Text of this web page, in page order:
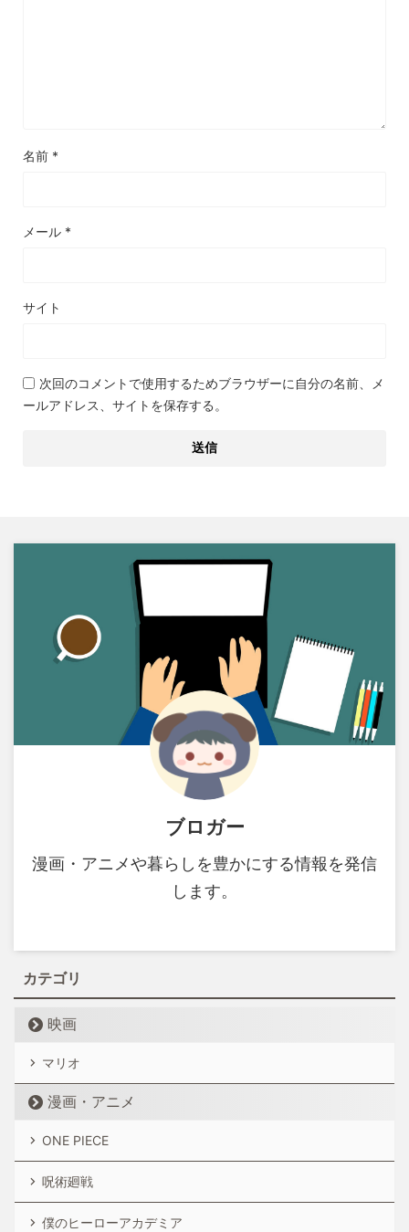
名前 *
メール *
サイト
次回のコメントで使用するためブラウザーに自分の名前、メ
ールアドレス、サイトを保存する。
ブロガー
漫画・アニメや暮らしを豊かにする情報を発信
します。
カテゴリ
映画
マリオ
漫画・アニメ
ONE PIECE
呪術廻戦
僕のヒーローアカデミア